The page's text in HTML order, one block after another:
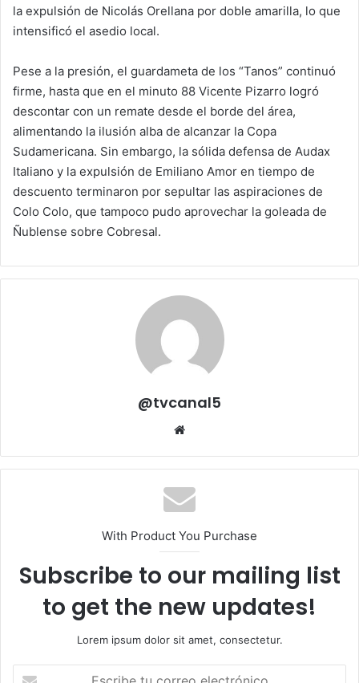
la expulsión de Nicolás Orellana por doble amarilla, lo que
intensificó el asedio local.
Pese a la presión, el guardameta de los “Tanos” continuó
firme, hasta que en el minuto 88 Vicente Pizarro logró
descontar con un remate desde el borde del área,
alimentando la ilusión alba de alcanzar la Copa
Sudamericana. Sin embargo, la sólida defensa de Audax
Italiano y la expulsión de Emiliano Amor en tiempo de
descuento terminaron por sepultar las aspiraciones de
Colo Colo, que tampoco pudo aprovechar la goleada de
Ñublense sobre Cobresal.
@tvcanal5
With Product You Purchase
Subscribe to our mailing list
to get the new updates!
Lorem ipsum dolor sit amet, consectetur.